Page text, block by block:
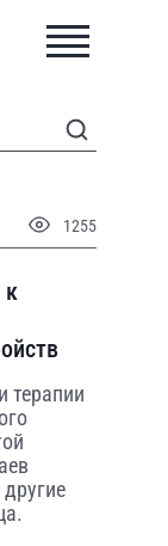
1255
к
терапии